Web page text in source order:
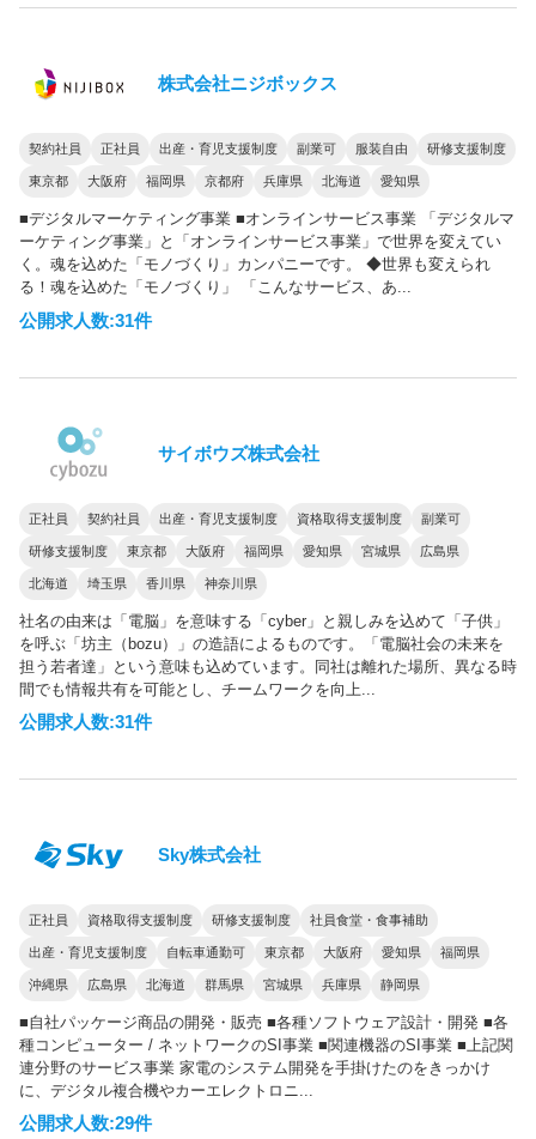
株式会社ニジボックス
契約社員 正社員 出産・育児支援制度 副業可 服装自由 研修支援制度
東京都 大阪府 福岡県 京都府 兵庫県 北海道 愛知県
■デジタルマーケティング事業 ■オンラインサービス事業 「デジタルマ
ーケティング事業」と「オンラインサービス事業」で世界を変えてい
く。魂を込めた「モノづくり」カンパニーです。 ◆世界も変えられ
る！魂を込めた「モノづくり」 「こんなサービス、あ...
公開求人数:31件
サイボウズ株式会社
正社員 契約社員 出産・育児支援制度 資格取得支援制度 副業可
研修支援制度 東京都 大阪府 福岡県 愛知県 宮城県 広島県
北海道 埼玉県 香川県 神奈川県
社名の由来は「電脳」を意味する「cyber」と親しみを込めて「子供」
を呼ぶ「坊主（bozu）」の造語によるものです。「電脳社会の未来を
担う若者達」という意味も込めています。同社は離れた場所、異なる時
間でも情報共有を可能とし、チームワークを向上...
公開求人数:31件
Sky株式会社
正社員 資格取得支援制度 研修支援制度 社員食堂・食事補助
出産・育児支援制度 自転車通勤可 東京都 大阪府 愛知県 福岡県
沖縄県 広島県 北海道 群馬県 宮城県 兵庫県 静岡県
■自社パッケージ商品の開発・販売 ■各種ソフトウェア設計・開発 ■各
種コンピューター / ネットワークのSI事業 ■関連機器のSI事業 ■上記関
連分野のサービス事業 家電のシステム開発を手掛けたのをきっかけ
に、デジタル複合機やカーエレクトロニ...
公開求人数:29件